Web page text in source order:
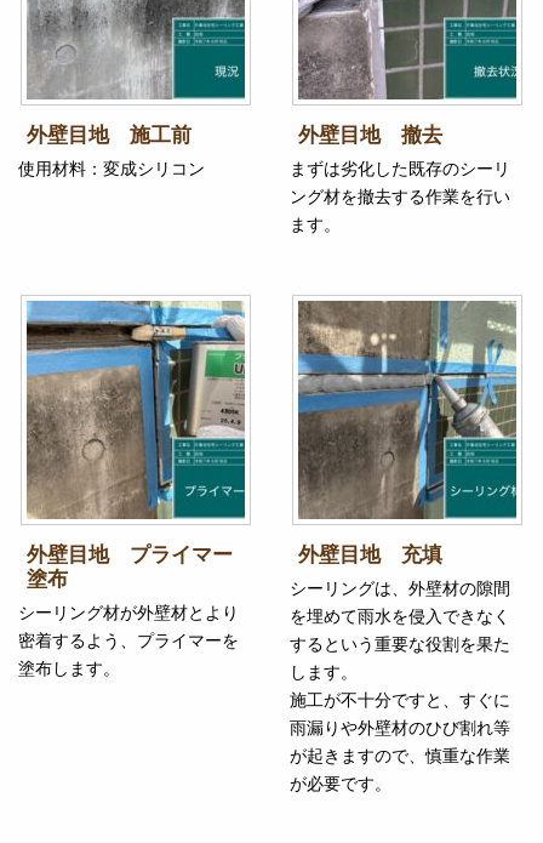
外壁目地 施工前
使用材料：変成シリコン
外壁目地 撤去
まずは劣化した既存のシーリ
ング材を撤去する作業を行い
ます。
外壁目地 プライマー
塗布
シーリング材が外壁材とより
密着するよう、プライマーを
塗布します。
外壁目地 充填
シーリングは、外壁材の隙間
を埋めて雨水を侵入できなく
するという重要な役割を果た
します。
施工が不十分ですと、すぐに
雨漏りや外壁材のひび割れ等
が起きますので、慎重な作業
が必要です。